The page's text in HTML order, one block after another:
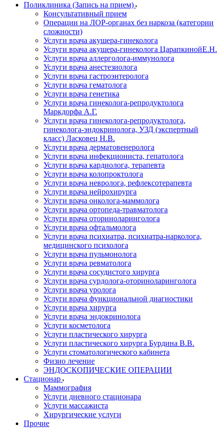
Поликлиника (Запись на прием)
Консультативный прием
Операции на ЛОР-органах без наркоза (категории
сложности)
Услуги врача акушера-гинеколога
Услуги врача акушера-гинеколога ЦарапкинойЕ.Н.
Услуги врача аллерголога-иммунолога
Услуги врача анестезиолога
Услуги врача гастроэнтеролога
Услуги врача гематолога
Услуги врача генетика
Услуги врача гинеколога-репродуктолога
Маркдорфа А.Г.
Услуги врача гинеколога-репродуктолога,
гинеколога-эндокринолога, УЗД (экспертный
класс) Ласковец Н.В.
Услуги врача дерматовенеролога
Услуги врача инфекциониста, гепатолога
Услуги врача кардиолога, терапевта
Услуги врача колопроктолога
Услуги врача невролога, рефлексотерапевта
Услуги врача нейрохирурга
Услуги врача онколога-маммолога
Услуги врача ортопеда-травматолога
Услуги врача оториноларинголога
Услуги врача офтальмолога
Услуги врача психиатра, психиатра-нарколога,
медицинского психолога
Услуги врача пульмонолога
Услуги врача ревматолога
Услуги врача сосудистого хирурга
Услуги врача сурдолога-оториноларинголога
Услуги врача уролога
Услуги врача функциональной диагностики
Услуги врача хирурга
Услуги врача эндокринолога
Услуги косметолога
Услуги пластического хирурга
Услуги пластического хирурга Бурдина В.В.
Услуги стоматологического кабинета
Физио лечение
ЭНДОСКОПИЧЕСКИЕ ОПЕРАЦИИ
Стационар
Маммография
Услуги дневного стационара
Услуги массажиста
Хирургические услуги
Прочие